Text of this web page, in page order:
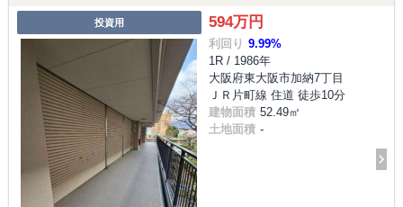
投資用 594万円
利回り 9.99%
1R / 1986年
大阪府東大阪市加納7丁目
ＪＲ片町線 住道 徒歩10分
建物面積 52.49㎡
土地面積 -